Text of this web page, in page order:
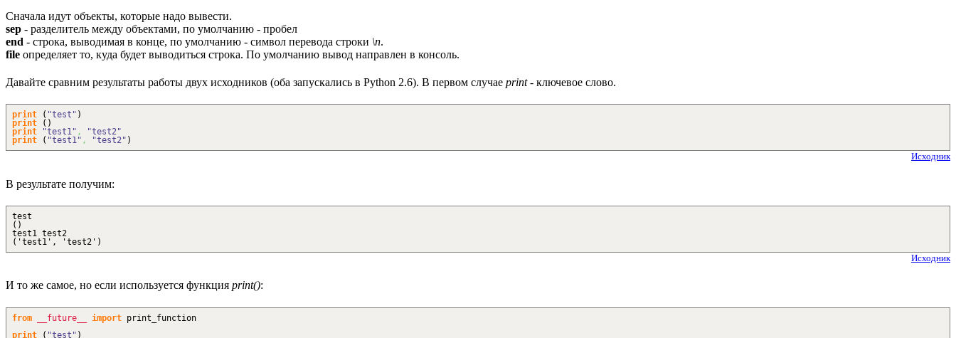
Сначала идут объекты, которые надо вывести.
sep - разделитель между объектами, по умолчанию - пробел
end - строка, выводимая в конце, по умолчанию - символ перевода строки \n.
file определяет то, куда будет выводиться строка. По умолчанию вывод направлен в консоль.
Давайте сравним результаты работы двух исходников (оба запускались в Python 2.6). В первом случае print- ключевое слово.
print ( "test" )
print
( )
print
"test1" ,
"test2"
print
( "test1" , "test2" )
Исходник
В результате получим:
test
()
test1 test2
('test1', 'test2')
Исходник
И то же самое, но если используется функция print():
from __future__ import print_function
print
( "test" )